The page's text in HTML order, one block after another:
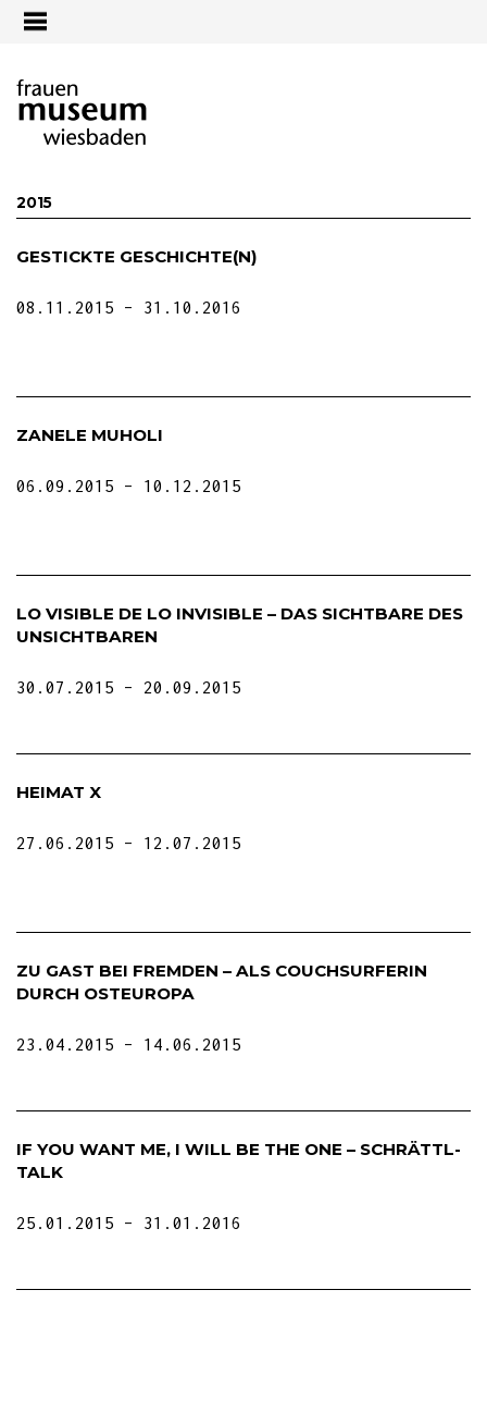
2015
GESTICKTE GESCHICHTE(N)
08.11.2015 31.10.2016
ZANELE MUHOLI
06.09.2015 10.12.2015
LO VISIBLE DE LO INVISIBLE – DAS SICHTBARE DES
UNSICHTBAREN
30.07.2015 20.09.2015
HEIMAT X
27.06.2015 12.07.2015
ZU GAST BEI FREMDEN – ALS COUCHSURFERIN
DURCH OSTEUROPA
23.04.2015 14.06.2015
IF YOU WANT ME, I WILL BE THE ONE – SCHRÄTTL-
TALK
25.01.2015 31.01.2016